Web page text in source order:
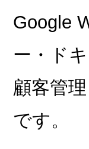
Google
ー・ド
顧客管
です。